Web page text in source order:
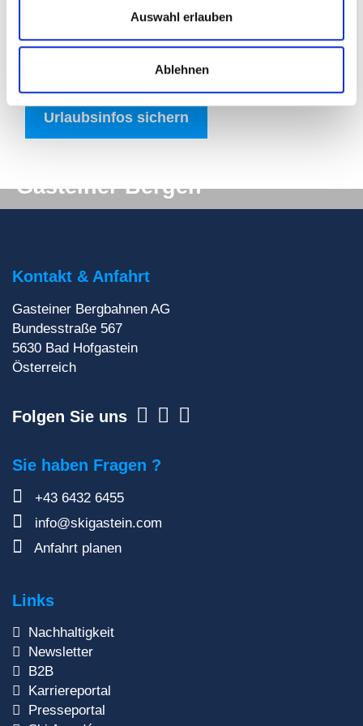
Auswahl erlauben
Ablehnen
Downloaden – und du bist über Pistentouren,
Klettersteige und Co. immer bestens informiert.
Urlaubsinfos sichern
Gasteiner Bergen
Postfach!
Zur Newsletteranmeldung
Kontakt & Anfahrt
Gasteiner Bergbahnen AG
Bundesstraße 567
5630 Bad Hofgastein
Österreich
Folgen Sie uns
Sie haben Fragen ?
+43 6432 6455
info@skigastein.com
Anfahrt planen
Links
Nachhaltigkeit
Newsletter
B2B
Karriereportal
Presseportal